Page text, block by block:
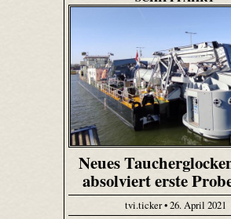
Neues
absolviert erste
tvi.ticker • 26. April 2021